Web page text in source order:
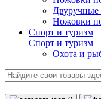
Ножовки
Спорт и туризм
Спорт и туризм
Охота и